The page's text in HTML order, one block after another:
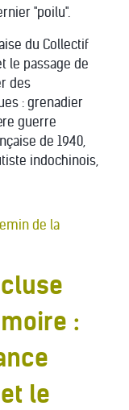
"poilu".
du Collectif
le passage de
des
: grenadier
guerre
de 1940,
indochinois,
:
le